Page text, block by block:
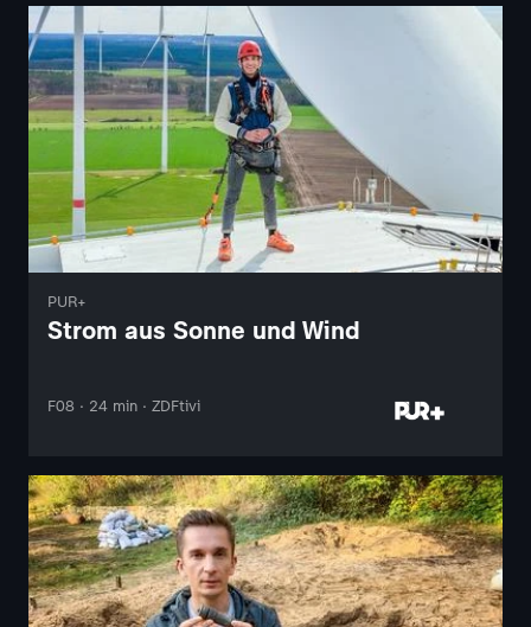
PUR+
Strom aus Sonne und Wind
F08 · 24 min · ZDFtivi